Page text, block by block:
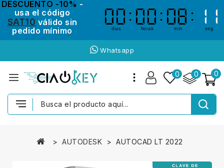
DESCUENTO -10% -
usa el código
SAT10 válido sin
pedido mínimo
00
00
dias
00
00
horas
08
08
min
10
10
seg
Whatsapp
0
0
0
AUTODESK AUTOCAD LT 2022